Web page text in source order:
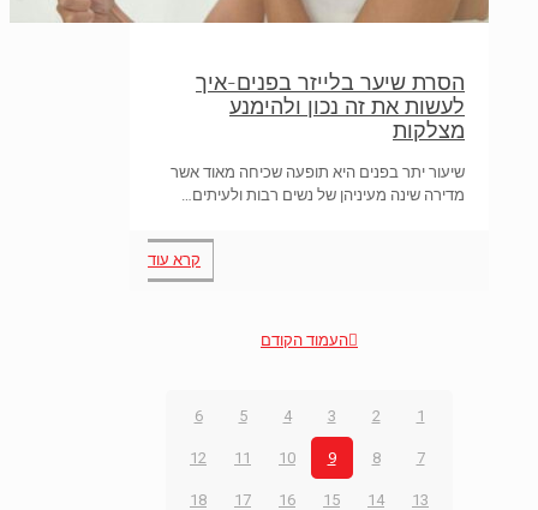
הסרת שיער בלייזר בפנים-איך
לעשות את זה נכון ולהימנע
מצלקות
שיעור יתר בפנים היא תופעה שכיחה מאוד אשר
מדירה שינה מעיניהן של נשים רבות ולעיתים…
קרא עוד
העמוד הקודם
1
2
3
4
5
6
7
8
9
10
11
12
13
14
15
16
17
18